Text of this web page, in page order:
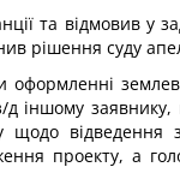
та відмовив у
рішення суду
іншому
щодо
проекту, а